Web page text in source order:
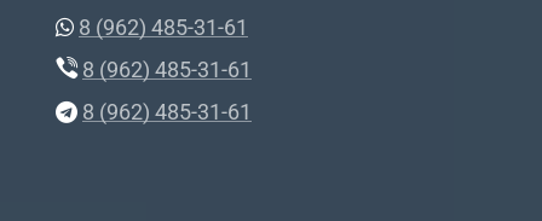
8 (962) 485-31-61
8 (962) 485-31-61
8 (962) 485-31-61